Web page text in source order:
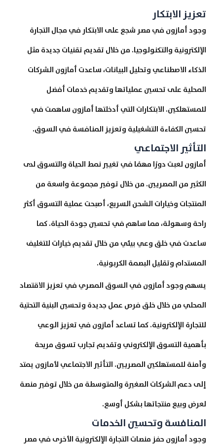
تعزيز الابتكار
وجود أمازون في مصر شجع على الابتكار في مجال التجارة
الإلكترونية والتكنولوجيا. من خلال تقديم تقنيات جديدة مثل
الذكاء الاصطناعي وتحليل البيانات، ساعدت أمازون الشركات
المحلية على تحسين عملياتها وتقديم خدمات أفضل
للمستهلكين. الابتكارات التي أدخلتها أمازون ساهمت في
تحسين الكفاءة التشغيلية وتعزيز المنافسة في السوق.
التأثير الاجتماعي
أمازون لعبت دورًا مهمًا في تغيير نمط الحياة والتسوق لدى
الكثير من المصريين. من خلال توفير مجموعة واسعة من
المنتجات وخيارات الشحن السريع، أصبحت عملية التسوق أكثر
راحة وسهولة، مما ساهم في تحسين جودة الحياة. كما
ساعدت في خلق وعي بيئي من خلال تقديم خيارات للتغليف
المستدام وتقليل البصمة الكربونية.
يسهم وجود أمازون في السوق المصري في تعزيز الاقتصاد
المحلي من خلال خلق فرص عمل جديدة وتحسين البنية التحتية
للتجارة الإلكترونية. كما تساعد أمازون في تعزيز الوعي
بأهمية التسوق الإلكتروني وتقديم تجارب تسوق مريحة
وآمنة للمستهلكين المصريين. التأثير الاجتماعي لأمازون يمتد
إلى دعم الشركات الصغيرة والمتوسطة من خلال توفير منصة
لعرض وبيع منتجاتها بشكل أوسع.
المنافسة وتحسين الخدمات
وجود أمازون حفز منصات التجارة الإلكترونية الأخرى في مصر